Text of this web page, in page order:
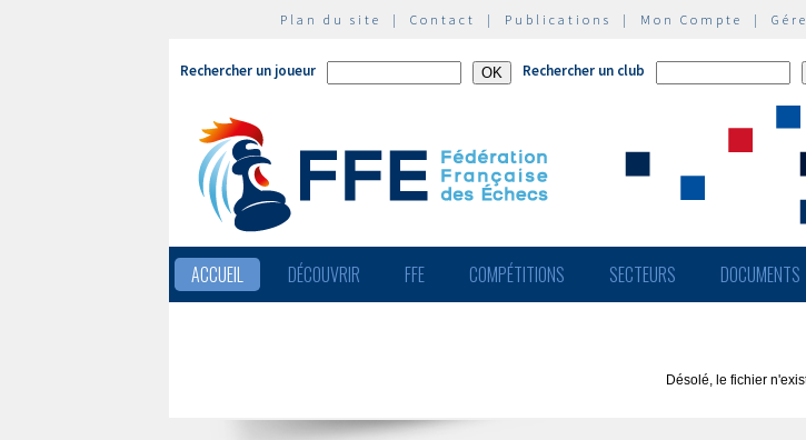
Plan du site | Contact | Publications | Mon Compte |
Rechercher un joueur Rechercher un club
ACCUEIL DÉCOUVRIR FFE COMPÉTITIONS SECTEURS DOCUMENTS
Désolé, le fichier